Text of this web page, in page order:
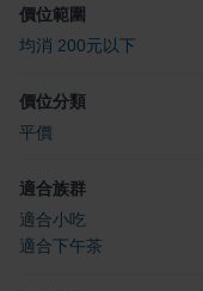
價位範圍
均消 200元以下
價位分類
平價
適合族群
適合小吃
適合下午茶